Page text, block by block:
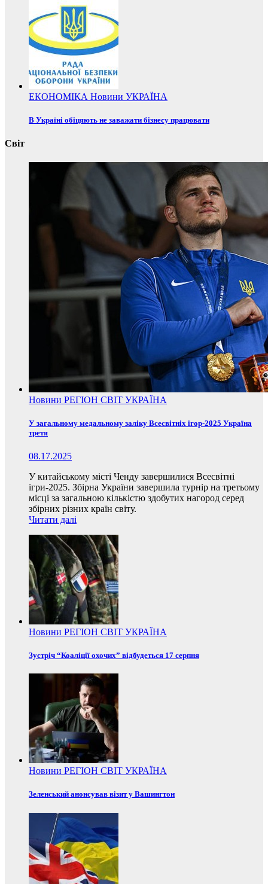
ЕКОНОМІКА Новини УКРАЇНА
В Україні обіцяють не заважати бізнесу працювати
Світ
Новини РЕГІОН СВІТ УКРАЇНА
У загальному медальному заліку Всесвітніх ігор-2025 Україна
третя
08.17.2025
У китайському місті Ченду завершилися Всесвітні
ігри-2025. Збірна України завершила турнір на третьому
місці за загальною кількістю здобутих нагород серед
збірних різних країн світу.
Читати далі
Новини РЕГІОН СВІТ УКРАЇНА
Зустріч “Коаліції охочих” відбудеться 17 серпня
Новини РЕГІОН СВІТ УКРАЇНА
Зеленський анонсував візит у Вашингтон